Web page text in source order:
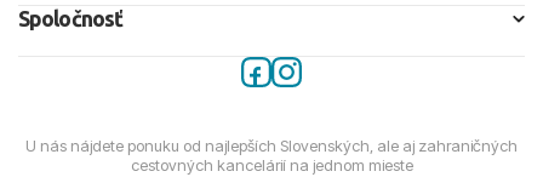
Spoločnosť
U nás nájdete ponuku od najlepších Slovenských, ale aj zahraničných
cestovných kancelárií na jednom mieste